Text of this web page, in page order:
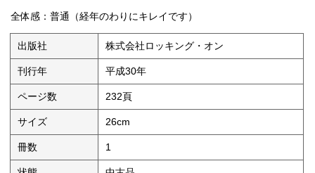
全体感：普通（経年のわりにキレイです）
出版社 株式会社ロッキング・オン
刊行年 平成30年
ページ数 232頁
サイズ 26cm
冊数 1